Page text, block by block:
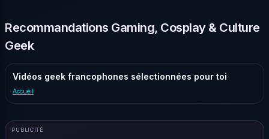
Recommandations Gaming, Cosplay & Culture
Geek
Vidéos geek francophones sélectionnées pour toi
Accueil
PUBLICITÉ